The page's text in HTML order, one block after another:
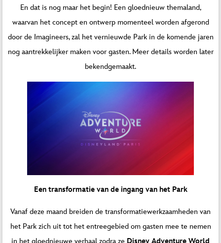
En dat is nog maar het begin! Een gloednieuw themaland,
waarvan het concept en ontwerp momenteel worden afgerond
door de Imagineers, zal het vernieuwde Park in de komende jaren
nog aantrekkelijker maken voor gasten. Meer details worden later
bekendgemaakt.
Een transformatie van de ingang van het Park
Vanaf deze maand breiden de transformatiewerkzaamheden van
het Park zich uit tot het entreegebied om gasten mee te nemen